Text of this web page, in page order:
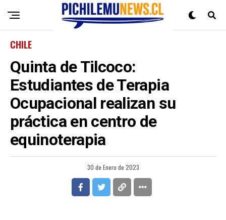
CHILE
Quinta de Tilcoco:
Estudiantes de Terapia
Ocupacional realizan su
práctica en centro de
equinoterapia
30 de Enero de 2023